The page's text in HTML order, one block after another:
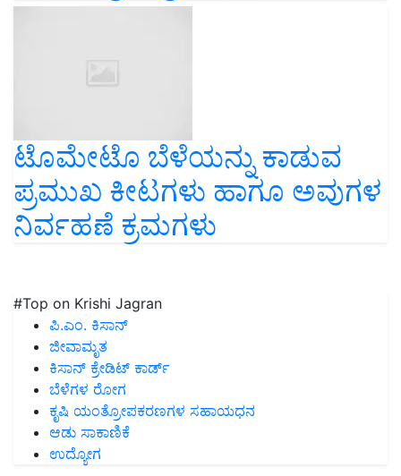
ಟೊಮೇಟೊ ಬೆಳೆಯನ್ನು ಕಾಡುವ
ಪ್ರಮುಖ ಕೀಟಗಳು ಹಾಗೂ ಅವುಗಳ
ನಿರ್ವಹಣೆ ಕ್ರಮಗಳು
#Top on Krishi Jagran
ಪಿ.ಎಂ. ಕಿಸಾನ್
ಜೀವಾಮೃತ
ಕಿಸಾನ್ ಕ್ರೇಡಿಟ್ ಕಾರ್ಡ್
ಬೆಳೆಗಳ ರೋಗ
ಕೃಷಿ ಯಂತ್ರೋಪಕರಣಗಳ ಸಹಾಯಧನ
ಆಡು ಸಾಕಾಣಿಕೆ
ಉದ್ಯೋಗ